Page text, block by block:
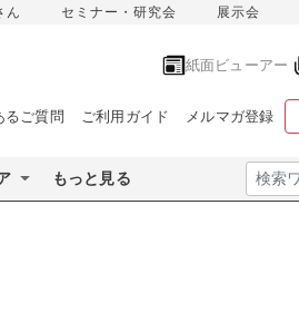
ん セミナー・研究会 展示会
紙面ビューアー
るご質問 ご利用ガイド メルマガ登録
もっと見る